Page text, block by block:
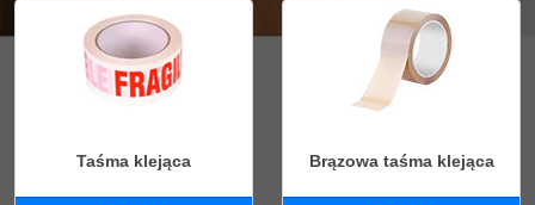
Taśma klejąca Brązowa taśma klejąca